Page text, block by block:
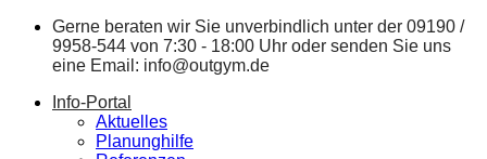
Zum
springen
Gerne beraten wir Sie unverbindlich unter der 09190 /
9958-544 von 7:30 - 18:00 Uhr oder senden Sie uns
eine Email: info@outgym.de
Info-Portal
Aktuelles
Planunghilfe